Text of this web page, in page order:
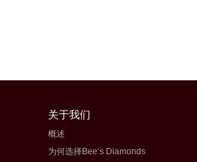
关于我们
概述
为何选择Bee’s Diamonds